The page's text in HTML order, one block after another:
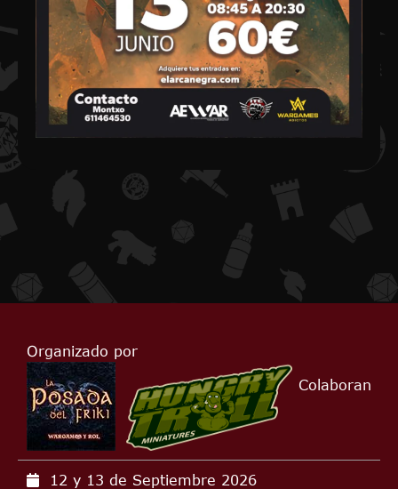
Organizado por
Colaboran
12 y 13 de Septiembre 2026